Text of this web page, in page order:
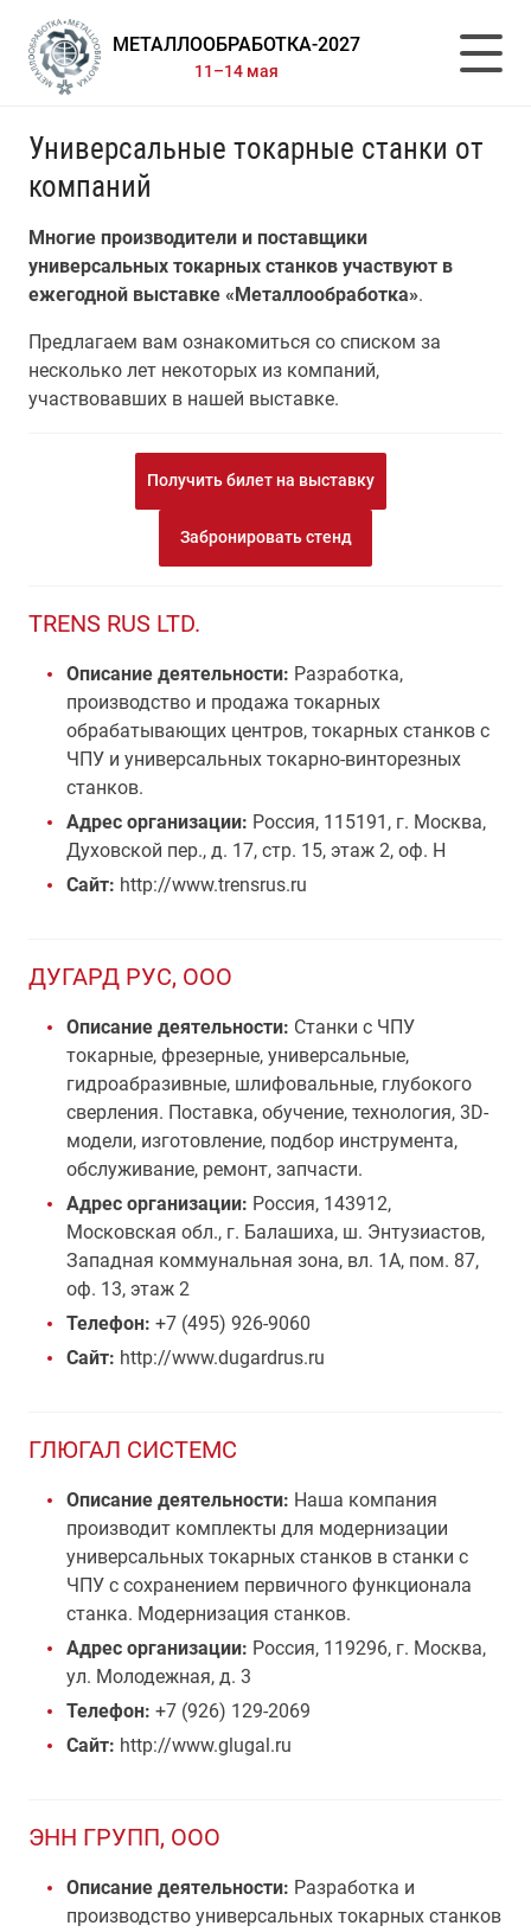
МЕТАЛЛООБРАБОТКА-2027
11–14 мая
Универсальные токарные станки от
компаний
Многие производители и поставщики
универсальных токарных станков участвуют в
ежегодной выставке «Металлообработка».
Предлагаем вам ознакомиться со списком за
несколько лет некоторых из компаний,
участвовавших в нашей выставке.
Получить билет на выставку
Забронировать стенд
TRENS RUS LTD.
Описание деятельности: Разработка,
производство и продажа токарных
обрабатывающих центров, токарных станков с
ЧПУ и универсальных токарно-винторезных
станков.
Адрес организации: Россия, 115191, г. Москва,
Духовской пер., д. 17, стр. 15, этаж 2, оф. H
Сайт: http://www.trensrus.ru
ДУГАРД РУС, ООО
Описание деятельности: Станки c ЧПУ
токарные, фрезерные, универсальные,
гидроабразивные, шлифовальные, глубокого
сверления. Поставка, обучение, технология, 3D-
модели, изготовление, подбор инструмента,
обслуживание, ремонт, запчасти.
Адрес организации: Россия, 143912,
Московская обл., г. Балашиха, ш. Энтузиастов,
Западная коммунальная зона, вл. 1А, пом. 87,
оф. 13, этаж 2
Телефон: +7 (495) 926-9060
Сайт: http://www.dugardrus.ru
ГЛЮГАЛ СИСТЕМС
Описание деятельности: Наша компания
производит комплекты для модернизации
универсальных токарных станков в станки с
ЧПУ с сохранением первичного функционала
станка. Модернизация станков.
Адрес организации: Россия, 119296, г. Москва,
ул. Молодежная, д. 3
Телефон: +7 (926) 129-2069
Сайт: http://www.glugal.ru
ЭНН ГРУПП, ООО
Описание деятельности: Разработка и
производство универсальных токарных станков